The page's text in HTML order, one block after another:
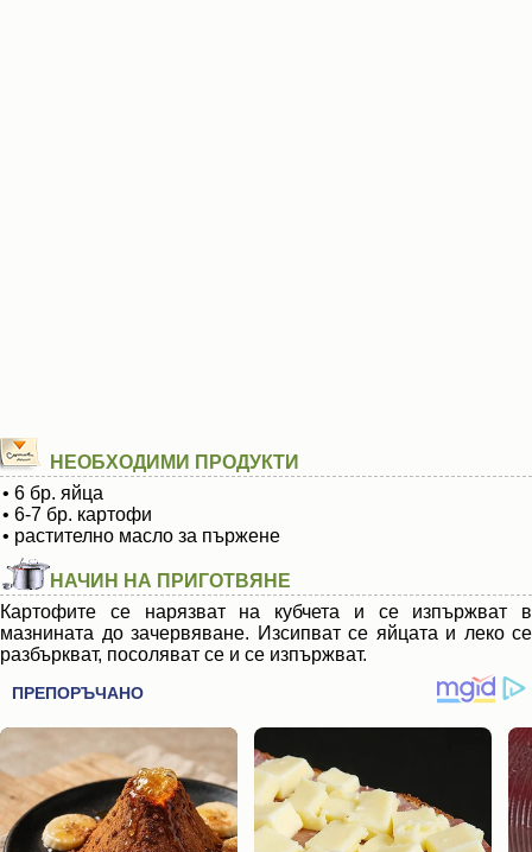
НЕОБХОДИМИ ПРОДУКТИ
• 6 бр. яйца
• 6-7 бр. картофи
• растително масло за пържене
НАЧИН НА ПРИГОТВЯНЕ
Картофите се нарязват на кубчета и се изпържват в
мазнината до зачервяване. Изсипват се яйцата и леко се
разбъркват, посоляват се и се изпържват.